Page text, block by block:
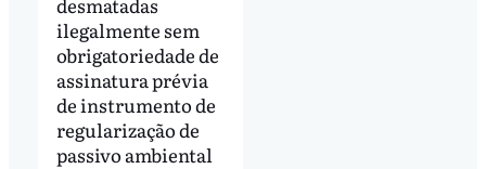
ilegalmente sem
obrigatoriedade de
assinatura prévia
de instrumento de
regularização de
passivo ambiental